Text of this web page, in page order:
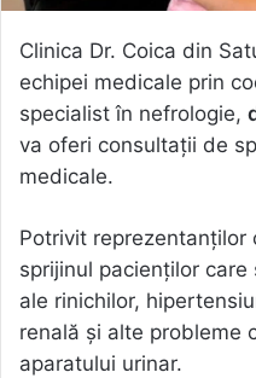
Clinica Dr. Coica din
echipei medicale prin
specialist în nefrologie,
va oferi consultații de
medicale.
Potrivit reprezentanților
sprijinul pacienților
ale rinichilor,
renală și alte probleme
aparatului urinar.